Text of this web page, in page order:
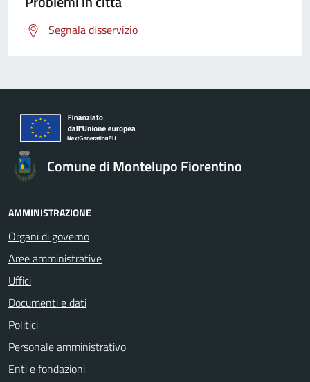
Segnala disservizio
Comune di Montelupo Fiorentino
AMMINISTRAZIONE
Organi di governo
Aree amministrative
Uffici
Documenti e dati
Politici
Personale amministrativo
Enti e fondazioni